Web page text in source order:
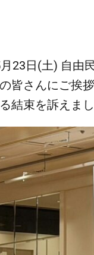
23日(土) 自由
皆さんにご挨
結束を訴えまし